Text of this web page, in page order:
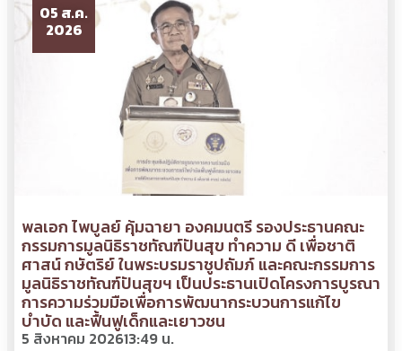
05 ส.ค.
2026
พลเอก ไพบูลย์ คุ้มฉายา องคมนตรี รองประธานคณะ
กรรมการมูลนิธิราชทัณฑ์ปันสุข ทำความ ดี เพื่อชาติ
ศาสน์ กษัตริย์ ในพระบรมราชูปถัมภ์ และคณะกรรมการ
มูลนิธิราชทัณฑ์ปันสุขฯ เป็นประธานเปิดโครงการบูรณา
การความร่วมมือเพื่อการพัฒนากระบวนการแก้ไข
บำบัด และฟื้นฟูเด็กและเยาวชน
5 สิงหาคม 202613:49 น.